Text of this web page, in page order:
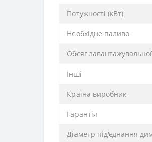
Потужності (кВт)
Необхідне паливо
Обсяг
Інші
Країна виробник
Гарантія
Діаметр під'єднання